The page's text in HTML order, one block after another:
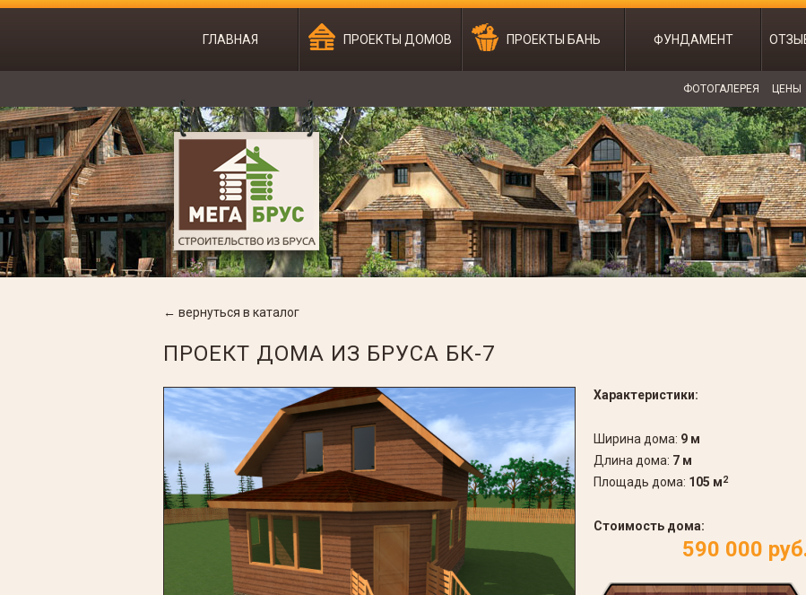
ГЛАВНАЯ ПРОЕКТЫ ДОМОВ ПРОЕКТЫ БАНЬ ФУНДАМЕНТ
ФОТОГАЛЕРЕЯ ЦЕНЫ
← вернуться в каталог
ПРОЕКТ ДОМА ИЗ БРУСА БК-7
Характеристики:
Ширина дома: 9 м
Длина дома: 7 м
Площадь дома: 105 м2
Стоимость дома:
590 000